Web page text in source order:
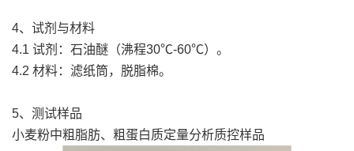
4、试剂与材料
4.1 试剂：石油醚（沸程30℃-60℃）。
4.2 材料：滤纸筒，脱脂棉。
5、测试样品
小麦粉中粗脂肪、粗蛋白质定量分析质控样品